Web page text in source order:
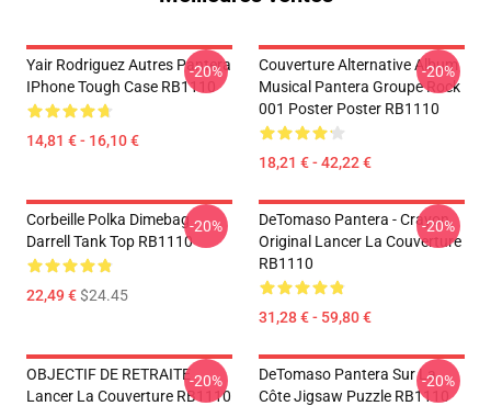
Yair Rodriguez Autres Pantera
IPhone Tough Case RB1110
14,81 € - 16,10 €
-20%
Couverture Alternative Album
Musical Pantera Groupe Rock
001 Poster Poster RB1110
18,21 € - 42,22 €
-20%
Corbeille Polka Dimebag
Darrell Tank Top RB1110
22,49 €$24.45
-20%
DeTomaso Pantera - Crayon,
Original Lancer La Couverture
RB1110
31,28 € - 59,80 €
-20%
OBJECTIF DE RETRAITE
Lancer La Couverture RB1110
-20%
DeTomaso Pantera Sur La
Côte Jigsaw Puzzle RB1110
-20%